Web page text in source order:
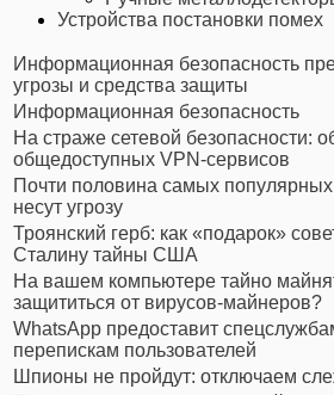
Устройства постановки помех
Информационная безопасность
угрозы и средства защиты
Информационная безопасность
На страже сетевой безопасности:
общедоступных VPN-сервисов
Почти половина самых
несут угрозу
Троянский герб: как «подарок»
Сталину тайны США
На вашем компьютере тайно
защититься от вирусов-майнеров?
WhatsApp предоставит
перепискам пользователей
Шпионы не пройдут: отключаем